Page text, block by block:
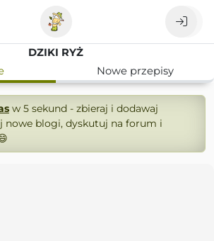
DZIKI RYŻ
Nowe przepisy
w 5 sekund - zbieraj i dodawaj
nowe blogi, dyskutuj na forum i